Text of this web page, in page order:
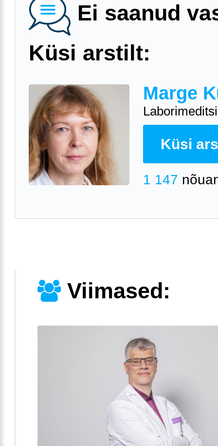
Ei saanud
Küsi arstilt:
Marge
Küsi
1 147
Viimased: